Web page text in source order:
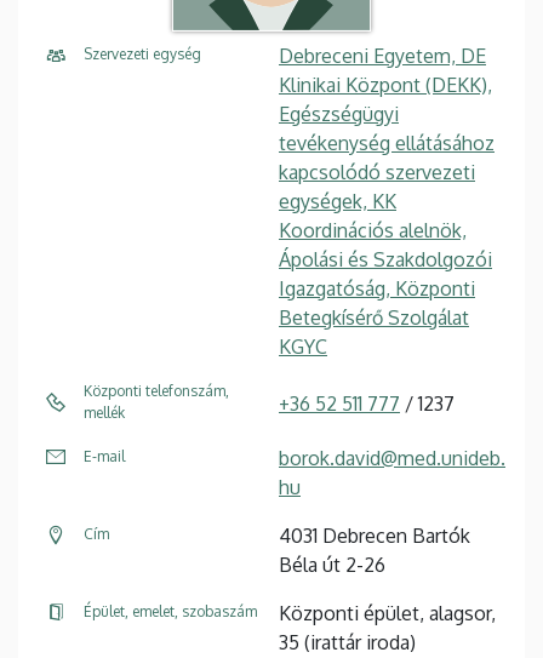
Szervezeti egység
Debreceni Egyetem, DE
Klinikai Központ (DEKK),
Egészségügyi
tevékenység ellátásához
kapcsolódó szervezeti
egységek, KK
Koordinációs alelnök,
Ápolási és Szakdolgozói
Igazgatóság, Központi
Betegkísérő Szolgálat
KGYC
Központi telefonszám,
mellék
+36 52 511 777 / 1237
E-mail
borok.david@med.unideb.
hu
Cím
4031 Debrecen Bartók
Béla út 2-26
Épület, emelet, szobaszám
Központi épület, alagsor,
35 (irattár iroda)